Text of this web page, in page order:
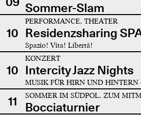
Sommer-Slam
10
PERFORMANCE, THEATER
Residenzsharing
Spazio! Vita! Libertà!
10
KONZERT
Intercity Jazz Nights
MUSIK FÜR HIRN UND HINTERN
11 SOMMER IM SÜDPOL, ZUM
Bocciaturnier